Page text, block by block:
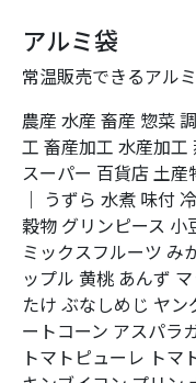
アルミ袋
常温販売できるアルミ
農産 水産 畜産 惣菜
工 畜産加工 水産加工
スーパー 百貨店土産
｜ うずら 水煮 味付
穀物 グリンピース 小
ミックスフルーツ み
ップル 黄桃 あんず
たけ ぶなしめじ ヤン
ートコーン アスパラ
トマトピューレ トマ